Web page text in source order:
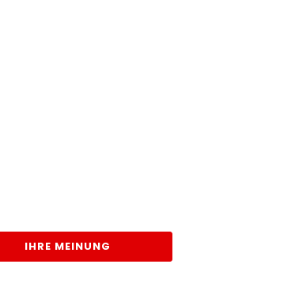
IHRE MEINUNG